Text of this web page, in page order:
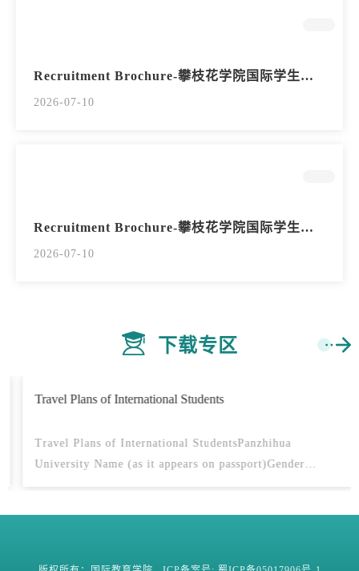
Recruitment Brochure-攀枝花学院国际学生招生简章
2026-07-10
Recruitment Brochure-攀枝花学院国际学生招生简章
2026-07-10
下载专区
Travel Plans of International Students
Travel Plans of International StudentsPanzhihua
University Name (as it appears on passport)Gender
DepartureDestinationMeans of